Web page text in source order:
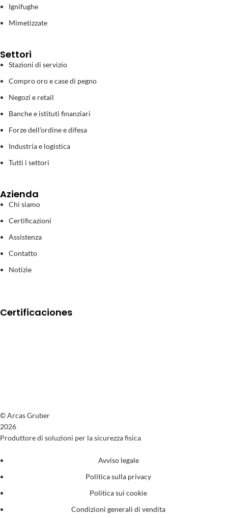
Ignifughe
Mimetizzate
Settori
Stazioni di servizio
Compro oro e case di pegno
Negozi e retail
Banche e istituti finanziari
Forze dell’ordine e difesa
Industria e logistica
Tutti i settori
Azienda
Chi siamo
Certificazioni
Assistenza
Contatto
Notizie
Certificaciones
© Arcas Gruber
2026
Produttore di soluzioni per la sicurezza fisica
Avviso legale
Politica sulla privacy
Politica sui cookie
Condizioni generali di vendita